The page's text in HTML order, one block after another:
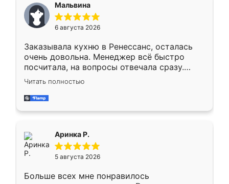
меньше, здесь же он более разнообразный.
Мне нравится ,если что-то потребуется из
мебели буду заказывать только здесь.
Мальвина
6 августа 2026
Заказывала кухню в Ренессанс, осталась
очень довольна. Менеджер всё быстро
посчитала, на вопросы отвечала сразу.
Замерщик приехал в субботу, подошёл к
делу со всей ответственностью. Собрали
за день, ребята работали аккуратно, даже
Читать полностью
Аринка Р.
5 августа 2026
Больше всех мне понравилось